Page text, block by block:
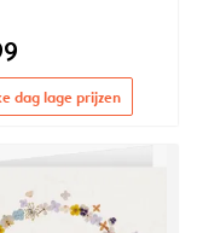
dag lage prijzen